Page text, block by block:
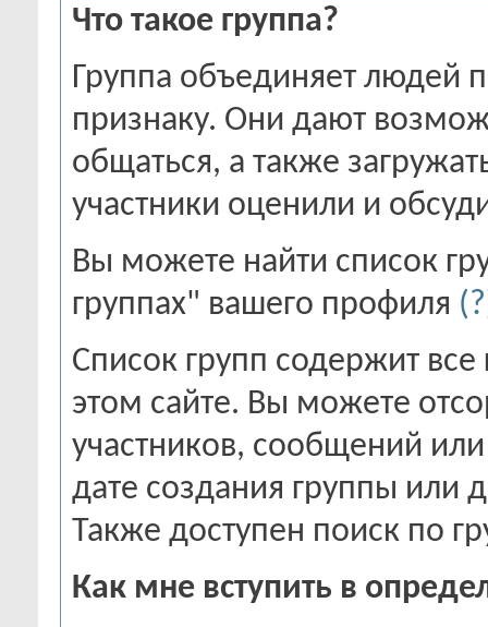
Что такое группа?
Группа объединяет людей
признаку. Они дают
общаться, а также
участники оценили и
Вы можете найти список
группах" вашего профиля
Список групп содержит
этом сайте. Вы можете
участников, сообщений
дате создания группы или
Также доступен поиск по
Как мне вступить в